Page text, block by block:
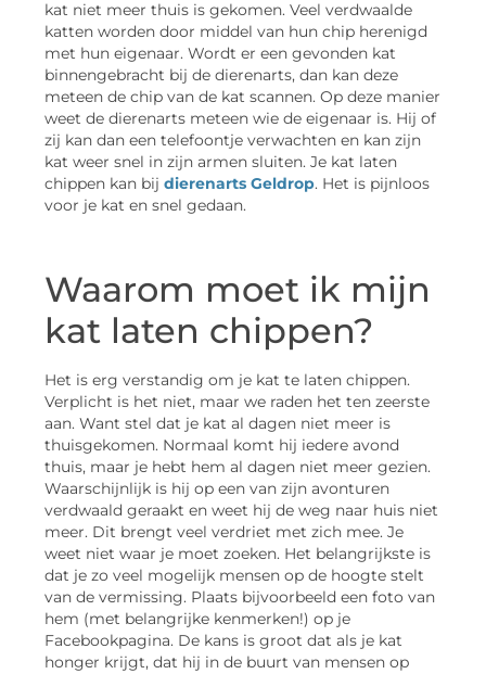
kat niet meer thuis is gekomen. Veel verdwaalde
katten worden door middel van hun chip herenigd
met hun eigenaar. Wordt er een gevonden kat
binnengebracht bij de dierenarts, dan kan deze
meteen de chip van de kat scannen. Op deze manier
weet de dierenarts meteen wie de eigenaar is. Hij of
zij kan dan een telefoontje verwachten en kan zijn
kat weer snel in zijn armen sluiten. Je kat laten
chippen kan bij dierenarts Geldrop. Het is pijnloos
voor je kat en snel gedaan.
Waarom moet ik mijn
kat laten chippen?
Het is erg verstandig om je kat te laten chippen.
Verplicht is het niet, maar we raden het ten zeerste
aan. Want stel dat je kat al dagen niet meer is
thuisgekomen. Normaal komt hij iedere avond
thuis, maar je hebt hem al dagen niet meer gezien.
Waarschijnlijk is hij op een van zijn avonturen
verdwaald geraakt en weet hij de weg naar huis niet
meer. Dit brengt veel verdriet met zich mee. Je
weet niet waar je moet zoeken. Het belangrijkste is
dat je zo veel mogelijk mensen op de hoogte stelt
van de vermissing. Plaats bijvoorbeeld een foto van
hem (met belangrijke kenmerken!) op je
Facebookpagina. De kans is groot dat als je kat
honger krijgt, dat hij in de buurt van mensen op